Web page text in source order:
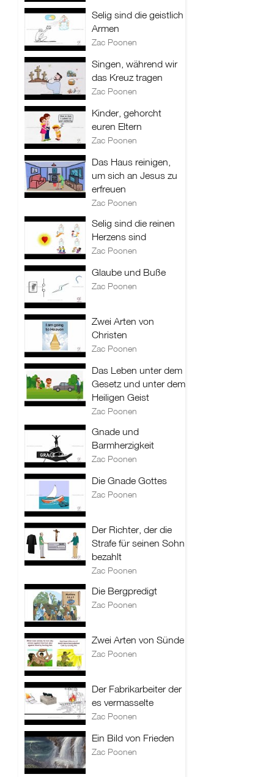
Selig sind die geistlich
Armen
Zac Poonen
Singen, während wir
das Kreuz tragen
Zac Poonen
Kinder, gehorcht
euren Eltern
Zac Poonen
Das Haus reinigen,
um sich an Jesus zu
erfreuen
Zac Poonen
Selig sind die reinen
Herzens sind
Zac Poonen
Glaube und Buße
Zac Poonen
Zwei Arten von
Christen
Zac Poonen
Das Leben unter dem
Gesetz und unter dem
Heiligen Geist
Zac Poonen
Gnade und
Barmherzigkeit
Zac Poonen
Die Gnade Gottes
Zac Poonen
Der Richter, der die
Strafe für seinen Sohn
bezahlt
Zac Poonen
Die Bergpredigt
Zac Poonen
Zwei Arten von Sünde
Zac Poonen
Der Fabrikarbeiter der
es vermasselte
Zac Poonen
Ein Bild von Frieden
Zac Poonen